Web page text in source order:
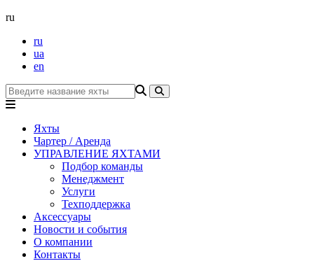
ru
ru
ua
en
Яхты
Чартер / Аренда
УПРАВЛЕНИЕ ЯХТАМИ
Подбор команды
Менеджмент
Услуги
Техподдержка
Аксессуары
Новости и события
О компании
Контакты